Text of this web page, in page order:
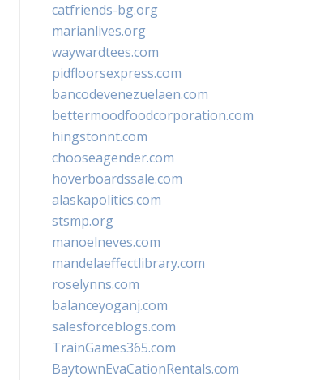
catfriends-bg.org
marianlives.org
waywardtees.com
pidfloorsexpress.com
bancodevenezuelaen.com
bettermoodfoodcorporation.com
hingstonnt.com
chooseagender.com
hoverboardssale.com
alaskapolitics.com
stsmp.org
manoelneves.com
mandelaeffectlibrary.com
roselynns.com
balanceyoganj.com
salesforceblogs.com
TrainGames365.com
BaytownEvaCationRentals.com